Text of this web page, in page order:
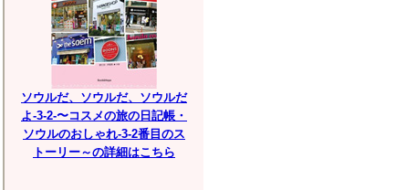
ソウルだ、ソウルだ、ソウルだ
よ-3-2-〜コスメの旅の日記帳・
ソウルのおしゃれ-3-2番目のス
トーリー～の詳細はこちら